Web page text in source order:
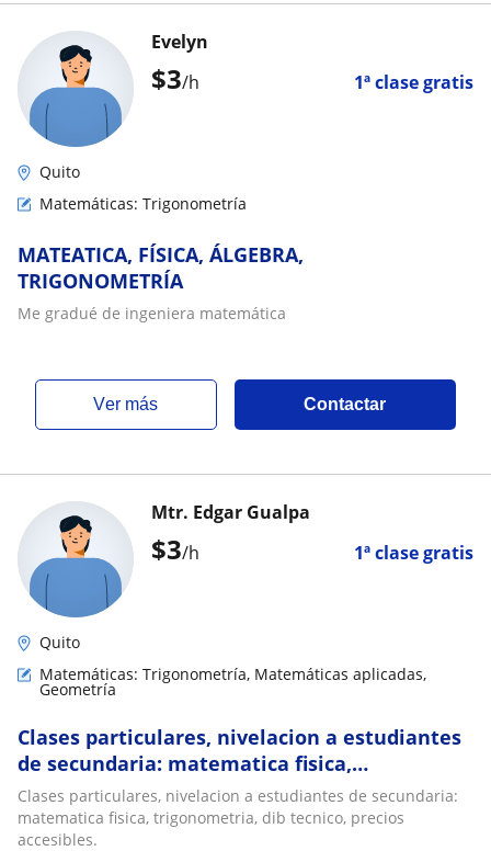
$3/h 1ª clase gratis
Evelyn
Quito
Matemáticas: Trigonometría
MATEATICA, FÍSICA, ÁLGEBRA,
TRIGONOMETRÍA
Me gradué de ingeniera matemática
ver más Contactar
$3/h 1ª clase gratis
Mtr. Edgar Gualpa
Quito
Matemáticas: Trigonometría, Matemáticas aplicadas,
Geometría
Clases particulares, nivelacion a estudiantes
de secundaria: matematica fisica,
trigonometria, dib tecnico, precios accesibles
Clases particulares, nivelacion a estudiantes de secundaria:
matematica fisica, trigonometria, dib tecnico, precios
accesibles.